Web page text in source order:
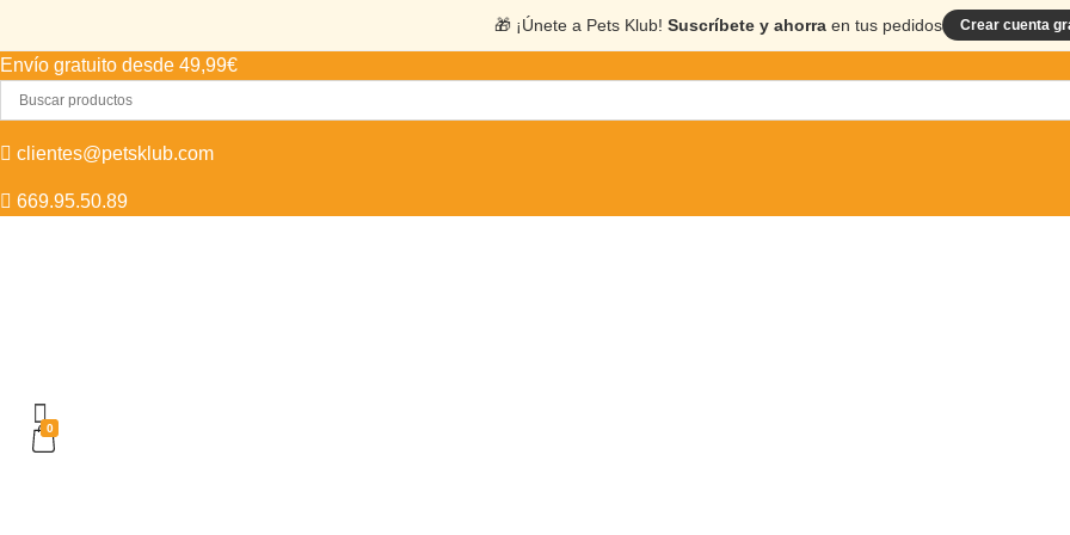
🎁 ¡Únete a Pets Klub! Suscríbete y ahorra en tus pedidos Crear cuenta
Envío gratuito desde 49,99€
clientes@petsklub.com
669.95.50.89
0